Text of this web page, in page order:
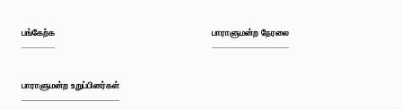
பங்கேற்க
பாராளுமன்ற உறுப்பினர்கள்
பாராளுமன்ற நேரலை